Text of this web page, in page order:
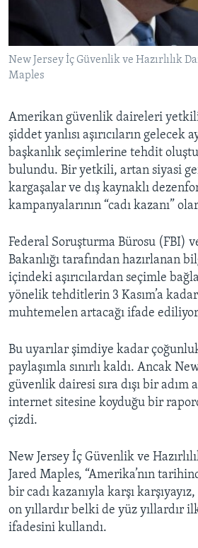
SANAT
Diller
New Jersey İç Güvenlik ve Hazırlılık
Maples
Amerikan güvenlik daireleri
şiddet yanlısı aşırıcıların gelecek
başkanlık seçimlerine tehdit
bulundu. Bir yetkili, artan siyasi
kargaşalar ve dış kaynaklı
kampanyalarının “cadı kazanı”
Federal Soruşturma Bürosu (FBI)
Bakanlığı tarafından hazırlanan
içindeki aşırıcılardan seçimle
yönelik tehditlerin 3 Kasım’a
muhtemelen artacağı ifade
Bu uyarılar şimdiye kadar
paylaşımla sınırlı kaldı. Ancak
güvenlik dairesi sıra dışı bir adım
internet sitesine koyduğu bir
çizdi.
New Jersey İç Güvenlik ve
Jared Maples, “Amerika’nın
bir cadı kazanıyla karşı
on yıllardır belki de yüz yıllardır
ifadesini kullandı.